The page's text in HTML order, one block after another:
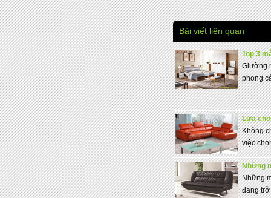
Bài viết liên quan
Top 3
Giường
phong
Lựa
Không
việc
Những
Những
đang trở